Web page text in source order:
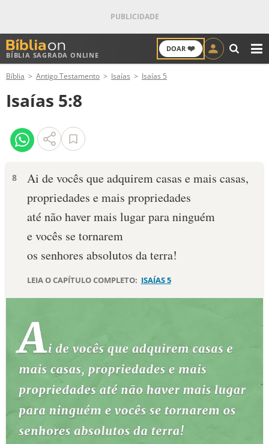
BÍBLIA SAGRADA ONLINE
DOAR ❤️
ANTIGO TESTAMENTO
NOVO TESTAMENTO
VERSÍCULOS
PALAVRA DO DIA
SALMO DO DIA
DEVOCIONAL DIÁRIO
ESTUDOS BÍBLICOS
ESBOÇOS DE PREGAÇÃO
PERGUNTE À BÍBLIA IA
Bíblia Antigo Testamento Isaías Isaías 5
Isaías 5:8
8
Ai de vocês que adquirem casas e mais casas,
propriedades e mais propriedades
até não haver mais lugar para ninguém
e vocês se tornarem
os senhores absolutos da terra!
LEIA O CAPÍTULO COMPLETO: ISAÍAS 5